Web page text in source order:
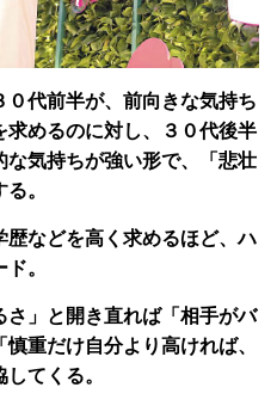
０代前半が、前向きな気持ち
めるのに対し、３０代後半
気持ちが強い形で、「悲壮
。
などを高く求めるほど、ハ
。
さ」と開き直れば「相手がバ
重だけ自分より高ければ、
てくる。